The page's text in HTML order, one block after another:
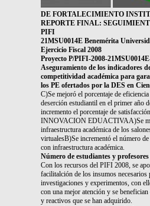
DE FORTALECIMIENTO
REPORTE FINAL:
PIFI
21MSU0014E Benemérita
Ejercicio Fiscal 2008
Proyecto P/PIFI-2008-
Aseguramiento de los indicadores
competitividad académica para
los PE ofertados por la DES en
C)Se mejoró el porcentaje de
deserción estudiantil en el primer año
incremento el porcentaje de
INNOVACION EDUACTIVAA)Se
infraestructura académica de los
virtualesB)Se incrementó el número
con infraestructura académica.
Número de estudiantes y
Con los recursos del PIFI 2008, se
facilitalción de los insumos necesarios
investigaciones y experimentos, con
con una mejor atención y se
y reactivos que se han adquirido.